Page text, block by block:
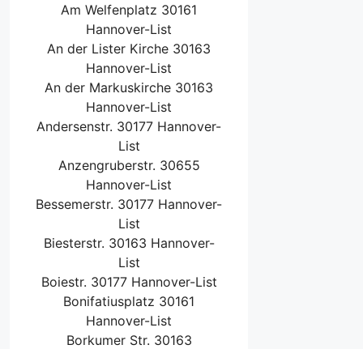
Am Welfenplatz 30161
Hannover-List
An der Lister Kirche 30163
Hannover-List
An der Markuskirche 30163
Hannover-List
Andersenstr. 30177 Hannover-
List
Anzengruberstr. 30655
Hannover-List
Bessemerstr. 30177 Hannover-
List
Biesterstr. 30163 Hannover-
List
Boiestr. 30177 Hannover-List
Bonifatiusplatz 30161
Hannover-List
Borkumer Str. 30163